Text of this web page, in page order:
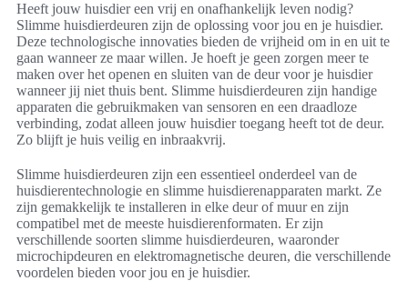
Heeft jouw huisdier een vrij en onafhankelijk leven nodig?
Slimme huisdierdeuren zijn de oplossing voor jou en je huisdier.
Deze technologische innovaties bieden de vrijheid om in en uit te
gaan wanneer ze maar willen. Je hoeft je geen zorgen meer te
maken over het openen en sluiten van de deur voor je huisdier
wanneer jij niet thuis bent. Slimme huisdierdeuren zijn handige
apparaten die gebruikmaken van sensoren en een draadloze
verbinding, zodat alleen jouw huisdier toegang heeft tot de deur.
Zo blijft je huis veilig en inbraakvrij.
Slimme huisdierdeuren zijn een essentieel onderdeel van de
huisdierentechnologie en slimme huisdierenapparaten markt. Ze
zijn gemakkelijk te installeren in elke deur of muur en zijn
compatibel met de meeste huisdierenformaten. Er zijn
verschillende soorten slimme huisdierdeuren, waaronder
microchipdeuren en elektromagnetische deuren, die verschillende
voordelen bieden voor jou en je huisdier.